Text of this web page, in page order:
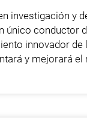
investigación
único conductor
innovador de
y mejorará